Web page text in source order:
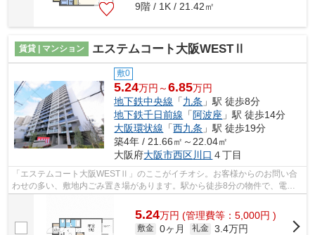
9階 / 1K / 21.42㎡
賃貸 | マンション エステムコート大阪WESTⅡ
敷0
5.24万円～6.85万円
地下鉄中央線 「九条 」駅 徒歩8分
地下鉄千日前線 「 阿波座 」駅 徒歩14分
大阪環状線 「西九条 」駅 徒歩19分
築4年 / 21.66㎡～22.04㎡
大阪府大阪市西区川口 ４丁目
「エステムコート大阪WESTⅡ」のここがイチオシ。お客様からのお問い合
わせの多い、敷地内ごみ置き場があります。駅から徒歩8分の物件で、電車
5.24万円 (管理費等：5,000円 )
敷金 0ヶ月 礼金 3.4万円